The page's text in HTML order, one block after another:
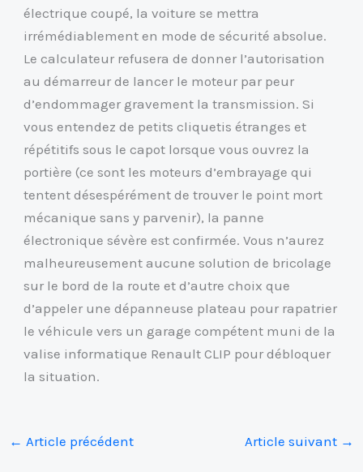
électrique coupé, la voiture se mettra
irrémédiablement en mode de sécurité absolue.
Le calculateur refusera de donner l’autorisation
au démarreur de lancer le moteur par peur
d’endommager gravement la transmission. Si
vous entendez de petits cliquetis étranges et
répétitifs sous le capot lorsque vous ouvrez la
portière (ce sont les moteurs d’embrayage qui
tentent désespérément de trouver le point mort
mécanique sans y parvenir), la panne
électronique sévère est confirmée. Vous n’aurez
malheureusement aucune solution de bricolage
sur le bord de la route et d’autre choix que
d’appeler une dépanneuse plateau pour rapatrier
le véhicule vers un garage compétent muni de la
valise informatique Renault CLIP pour débloquer
la situation.
← Article précédent Article suivant →